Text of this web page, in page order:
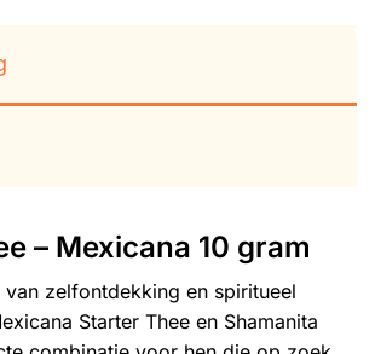
– Mexicana 10 gram
van zelfontdekking en spiritueel
Starter Thee en Shamanita